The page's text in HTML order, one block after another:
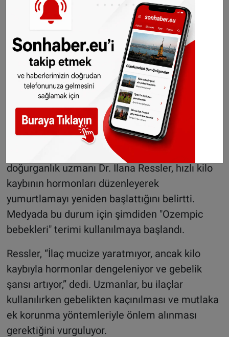
ise doğum kontrol kullanılıp kullanılmadığı
bilinmiyor. Kurum, bu verilerin henüz yeterli
olmadığını ve resmî bir uyarı yayımlamak için
erken olduğunu belirtiyor.
Uzmanlar: Hormon dengesi değişince
yumurtlama başlayabilir
Uzmanlar, bu ilaçların doğrudan hamilelik
yaratmadığını, ancak vücuttaki hormonal
dengeyi etkileyerek yumurtlamayı
tetikleyebileceğini söylüyor. Amerikan
doğurganlık uzmanı Dr. Ilana Ressler, hızlı kilo
kaybının hormonları düzenleyerek
yumurtlamayı yeniden başlattığını belirtti.
Medyada bu durum için şimdiden "Ozempic
bebekleri" terimi kullanılmaya başlandı.
Ressler, “İlaç mucize yaratmıyor, ancak kilo
kaybıyla hormonlar dengeleniyor ve gebelik
şansı artıyor,” dedi. Uzmanlar, bu ilaçlar
kullanılırken gebelikten kaçınılması ve mutlaka
ek korunma yöntemleriyle önlem alınması
gerektiğini vurguluyor.